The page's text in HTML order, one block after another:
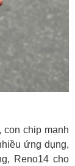
con chip mạnh
ứng dụng,
Reno14 cho